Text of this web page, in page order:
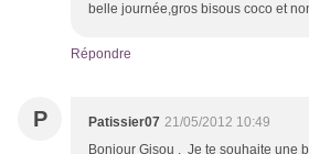
belle journée,gros bisous coco et
Répondre
P Patissier07 21/05/2012 10:49
Bonjour Gisou , Je te souhaite une